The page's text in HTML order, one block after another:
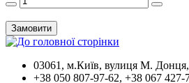
Замовити
03061, м.Київ, вулиця М. Донця,
+38 050 807-97-62, +38 067 427-